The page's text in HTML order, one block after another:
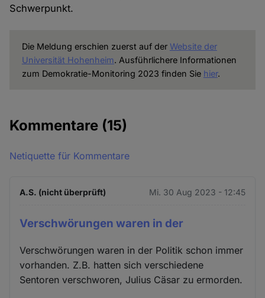
Schwerpunkt.
Die Meldung erschien zuerst auf der Website der
Universität Hohenheim. Ausführlichere Informationen
zum Demokratie-Monitoring 2023 finden Sie hier.
Kommentare (15)
Netiquette für Kommentare
A.S. (nicht überprüft) Mi. 30 Aug 2023 - 12:45
Verschwörungen waren in der
Verschwörungen waren in der Politik schon immer
vorhanden. Z.B. hatten sich verschiedene
Sentoren verschworen, Julius Cäsar zu ermorden.